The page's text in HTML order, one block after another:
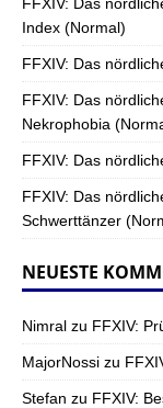
Index (Normal)
FFXIV: Das
FFXIV: Das
Nekrophobia
FFXIV: Das
FFXIV: Das
Schwerttänzer
NEUESTE
Nimral zu FFXIV:
MajorNossi zu
Stefan zu FFXIV: